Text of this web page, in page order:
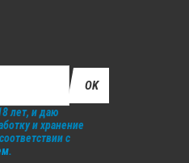
OK
лет, и даю
и хранение
с
.